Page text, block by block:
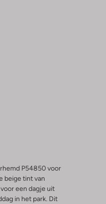
P54850 voor
beige tint van
een dagje uit
in het park. Dit